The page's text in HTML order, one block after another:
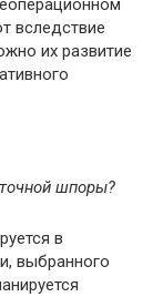
вследствие
их развитие
шпоры?
в
выбранного